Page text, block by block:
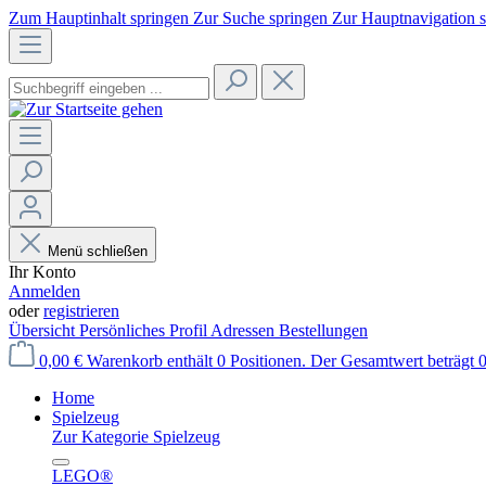
Zum Hauptinhalt springen Zur Suche springen Zur Hauptnavigation
Menü schließen
Ihr Konto
Anmelden
oderregistrieren
Übersicht Persönliches Profil Adressen Bestellungen
0,00 € Warenkorb enthält 0 Positionen. Der Gesamtwert beträgt
Home
Spielzeug
Zur Kategorie Spielzeug
LEGO®